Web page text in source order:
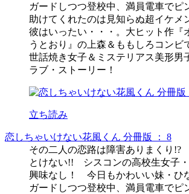
ガードしつつ登校中、満員電車で
助けてくれたのは見知らぬ超イケ
彼はいったい・・・。大ヒット作『
うとおり』の上森＆ももしろコンビ
世話焼き女子＆ミステリアス美形男
ラブ・ストーリー！
立ち読み
恋しちゃいけない花風くん 分冊版 ： 8
その二人の恋路は障害ありまくり!?
とけない!! シスコンの高校生女子
興味なし！ 今日もかわいい妹・ひ
ガードしつつ登校中、満員電車で